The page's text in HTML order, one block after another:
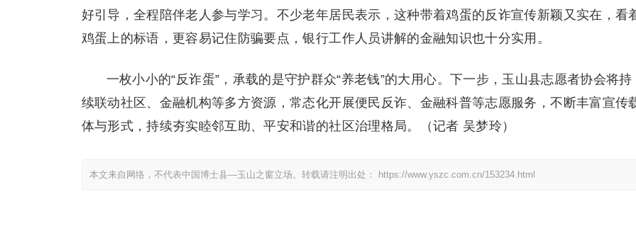
好引导，全程陪伴老人参与学习。不少老年居民表示，这种带着鸡蛋的反诈宣传新颖又实在，看
鸡蛋上的标语，更容易记住防骗要点，银行工作人员讲解的金融知识也十分实用。
一枚小小的“反诈蛋”，承载的是守护群众“养老钱”的大用心。下一步，玉山县志愿者协会将持
续联动社区、金融机构等多方资源，常态化开展便民反诈、金融科普等志愿服务，不断丰富宣传
体与形式，持续夯实睦邻互助、平安和谐的社区治理格局。（记者 吴梦玲）
本文来自网络，不代表中国博士县—玉山之窗立场。转载请注明出处： https://www.yszc.com.cn/153234.html